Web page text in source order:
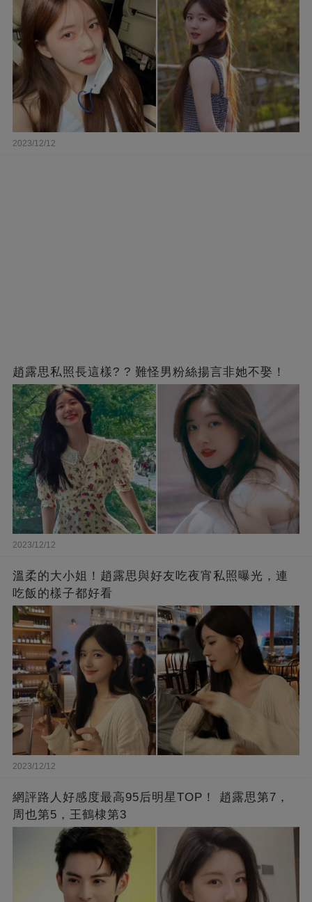
2023/12/12
趙露思私照長這樣? ? 難怪男粉絲揚言非她不娶！
2023/12/12
溫柔的大小姐！趙露思與好友吃夜宵私照曝光，連
吃飯的樣子都好看
2023/12/12
網評路人好感度最高95后明星TOP！ 趙露思第7，
周也第5，王鶴棣第3